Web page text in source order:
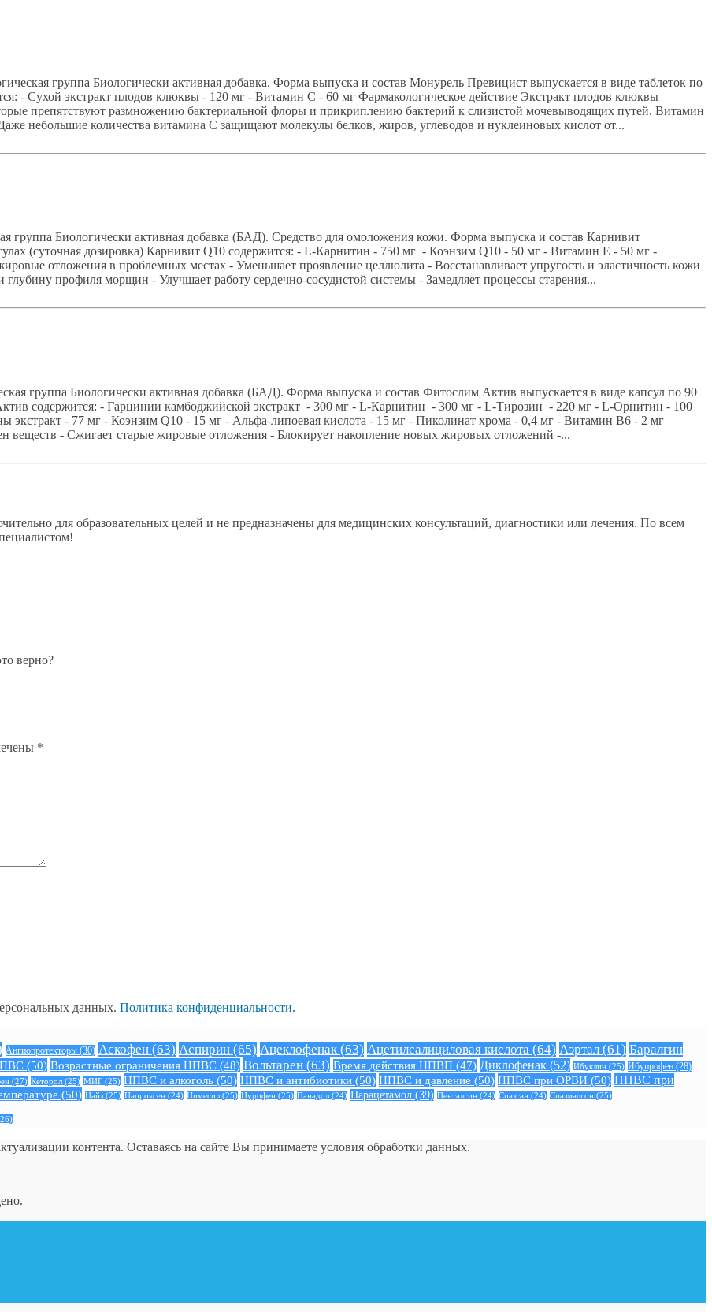
группа Биологически активная добавка. Форма выпуска и состав Монурель Превицист выпускается в виде таблеток по
- Сухой экстракт плодов клюквы - 120 мг - Витамин С - 60 мг Фармакологическое действие Экстракт плодов клюквы
препятствуют размножению бактериальной флоры и прикриплению бактерий к слизистой мочевыводящих путей. Витамин
небольшие количества витамина С защищают молекулы белков, жиров, углеводов и нуклеиновых кислот от...
группа Биологически активная добавка (БАД). Средство для омоложения кожи. Форма выпуска и состав Карнивит
(суточная дозировка) Карнивит Q10 содержится: - L-Карнитин - 750 мг - Коэнзим Q10 - 50 мг - Витамин Е - 50 мг -
отложения в проблемных местах - Уменьшает проявление целлюлита - Восстанавливает упругость и эластичность кожи
профиля морщин - Улучшает работу сердечно-сосудистой системы - Замедляет процессы старения...
группа Биологически активная добавка (БАД). Форма выпуска и состав Фитослим Актив выпускается в виде капсул по 90
содержится: - Гарцинии камбоджийской экстракт - 300 мг - L-Карнитин - 300 мг - L-Тирозин - 220 мг - L-Орнитин - 100
экстракт - 77 мг - Коэнзим Q10 - 15 мг - Альфа-липоевая кислота - 15 мг - Пиколинат хрома - 0,4 мг - Витамин В6 - 2 мг
веществ - Сжигает старые жировые отложения - Блокирует накопление новых жировых отложений -...
для образовательных целей и не предназначены для медицинских консультаций, диагностики или лечения. По всем
верно?
*
данных. Политика конфиденциальности.
Ангиопротекторы (30) Аскофен (63) Аспирин (65) Ацеклофенак (63) Ацетилсалициловая кислота (64) Аэртал (61) Баралгин
(50) Возрастные ограничения НПВС (48) Вольтарен (63) Время действия НПВП (47) Диклофенак (52) Ибуклин (25) Ибупрофен (28)
(27) Кеторол (25) МИГ (25) НПВС и алкоголь (50) НПВС и антибиотики (50) НПВС и давление (50) НПВС при ОРВИ (50) НПВС при
(50) Найз (25) Напроксен (24) Нимесил (25) Нурофен (25) Панадол (24) Парацетамол (39) Пенталгин (24) Спазган (24) Спазмалгон (25)
контента. Оставаясь на сайте Вы принимаете условия обработки данных.